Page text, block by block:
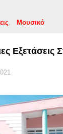
Μουσικό
Εξετάσεις